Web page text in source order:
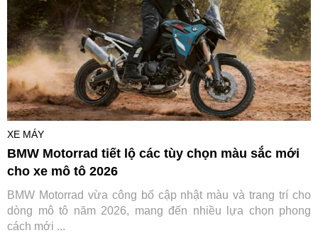
XE MÁY
BMW Motorrad tiết lộ các tùy chọn màu sắc mới
cho xe mô tô 2026
BMW Motorrad vừa công bố cập nhật màu và trang trí cho
dòng mô tô năm 2026, mang đến nhiều lựa chọn phong
cách mới ...